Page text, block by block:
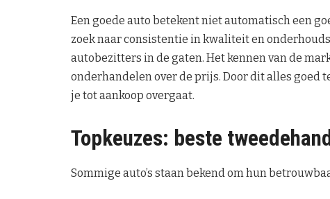
Een goede auto betekent niet automatisch een
zoek naar consistentie in kwaliteit en
autobezitters in de gaten. Het kennen van de
onderhandelen over de prijs. Door dit alles goed
je tot aankoop overgaat.
Topkeuzes: beste
Sommige auto’s staan bekend om hun